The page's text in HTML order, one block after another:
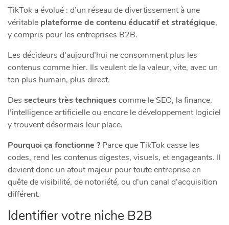
TikTok a évolué : d’un réseau de divertissement à une
véritable plateforme de contenu éducatif et stratégique,
y compris pour les entreprises B2B.
Les décideurs d’aujourd’hui ne consomment plus les
contenus comme hier. Ils veulent de la valeur, vite, avec un
ton plus humain, plus direct.
Des secteurs très techniquescomme le SEO, la finance,
l’intelligence artificielle ou encore le développement logiciel
y trouvent désormais leur place.
Pourquoi ça fonctionne ? Parce que TikTok casse les
codes, rend les contenus digestes, visuels, et engageants. Il
devient donc un atout majeur pour toute entreprise en
quête de visibilité, de notoriété, ou d’un canal d’acquisition
différent.
Identifier votre niche B2B